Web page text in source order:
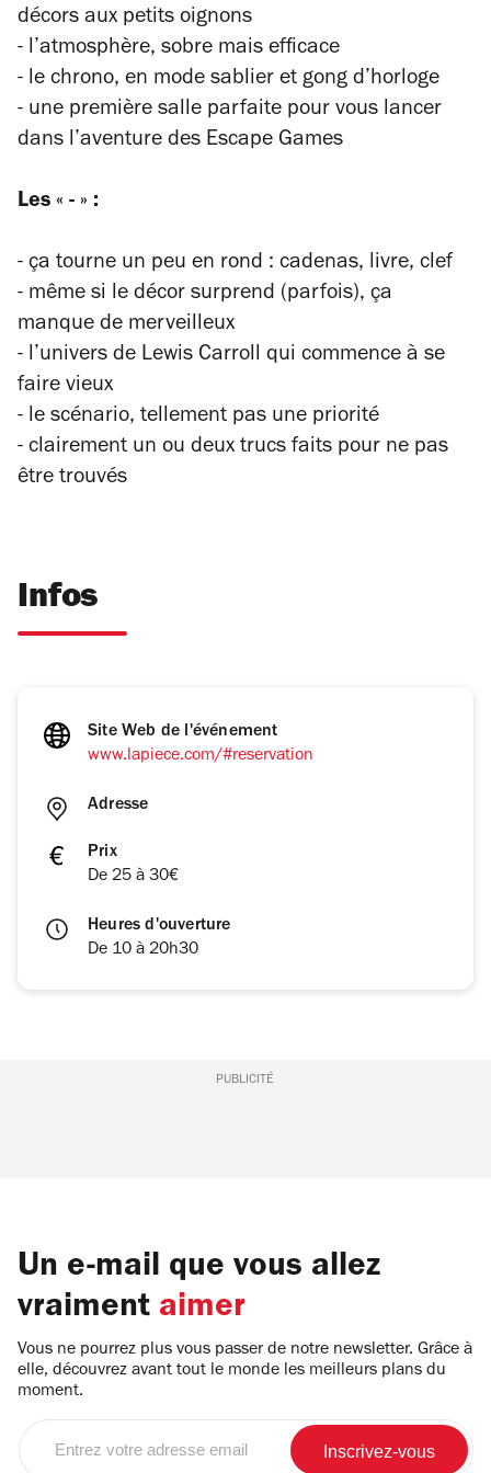
décors aux petits oignons
- l’atmosphère, sobre mais efficace
- le chrono, en mode sablier et gong d’horloge
- une première salle parfaite pour vous lancer
dans l’aventure des Escape Games
Les « - » :
- ça tourne un peu en rond : cadenas, livre, clef
- même si le décor surprend (parfois), ça
manque de merveilleux
- l’univers de Lewis Carroll qui commence à se
faire vieux
- le scénario, tellement pas une priorité
- clairement un ou deux trucs faits pour ne pas
être trouvés
Infos
Site Web de l'événement
www.lapiece.com/#reservation
Adresse
Prix
De 25 à 30€
Heures d'ouverture
De 10 à 20h30
PUBLICITÉ
Un e-mail que vous allez
vraiment aimer
Vous ne pourrez plus vous passer de notre newsletter. Grâce à
elle, découvrez avant tout le monde les meilleurs plans du
moment.